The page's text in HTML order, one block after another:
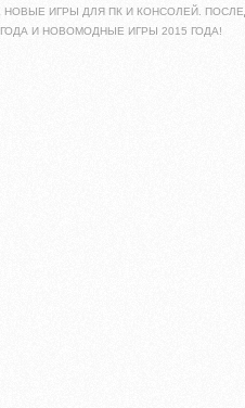
ИГРЫ ДЛЯ ПК И КОНСОЛЕЙ.
И НОВОМОДНЫЕ ИГРЫ 2015 ГОДА!